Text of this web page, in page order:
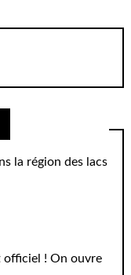
la région des lacs
officiel ! On ouvre